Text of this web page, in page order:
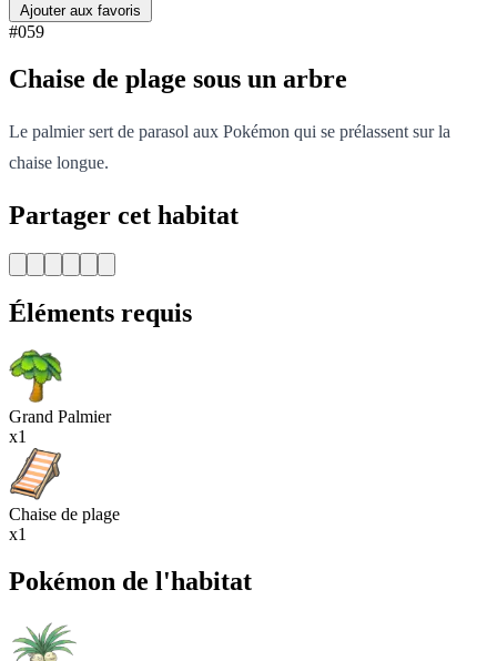
Ajouter aux favoris
#059
Chaise de plage sous un arbre
Le palmier sert de parasol aux Pokémon qui se prélassent sur la
chaise longue.
Partager cet habitat
Éléments requis
Grand Palmier
x1
Chaise de plage
x1
Pokémon de l'habitat